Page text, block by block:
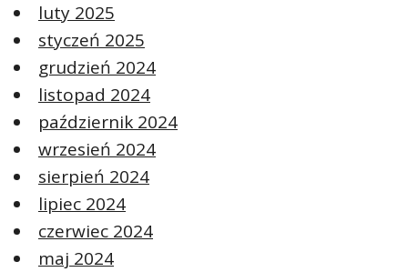
luty 2025
styczeń 2025
grudzień 2024
listopad 2024
październik 2024
wrzesień 2024
sierpień 2024
lipiec 2024
czerwiec 2024
maj 2024